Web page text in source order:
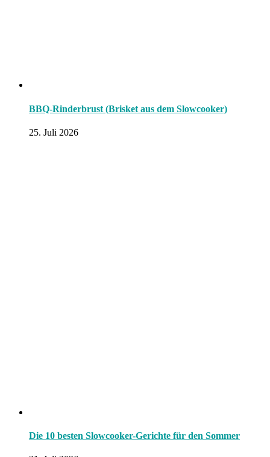
BBQ-Rinderbrust (Brisket aus dem Slowcooker)
25. Juli 2026
Die 10 besten Slowcooker-Gerichte für den Sommer